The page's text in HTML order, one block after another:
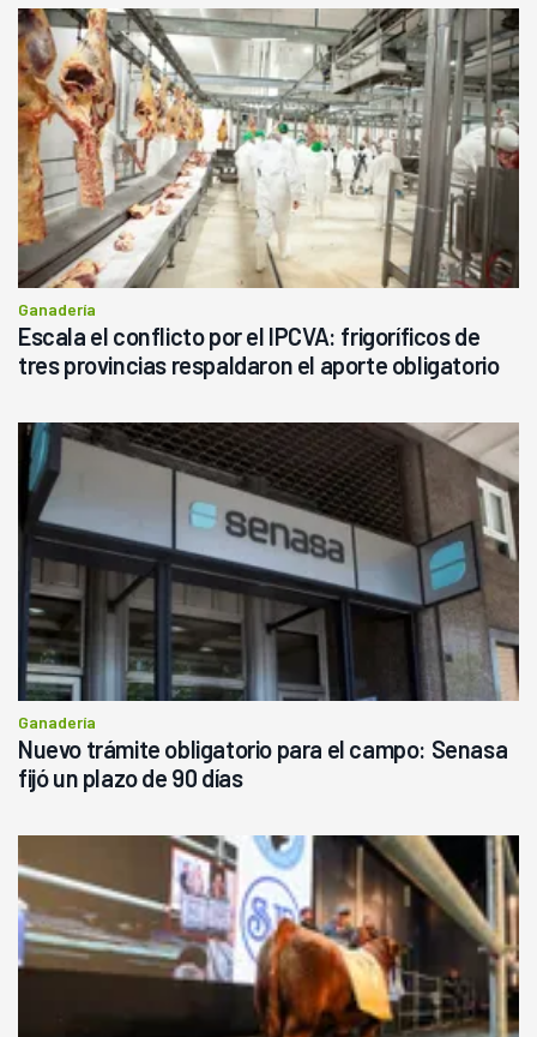
Ganadería
Escala el conflicto por el IPCVA: frigoríficos de
tres provincias respaldaron el aporte obligatorio
Ganadería
Nuevo trámite obligatorio para el campo: Senasa
fijó un plazo de 90 días